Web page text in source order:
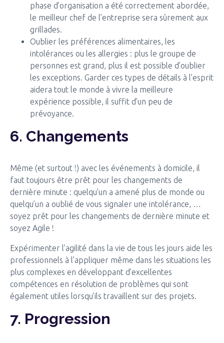
phase d’organisation a été correctement abordée,
le meilleur chef de l’entreprise sera sûrement aux
grillades.
Oublier les préférences alimentaires, les
intolérances ou les allergies : plus le groupe de
personnes est grand, plus il est possible d’oublier
les exceptions. Garder ces types de détails à l’esprit
aidera tout le monde à vivre la meilleure
expérience possible, il suffit d’un peu de
prévoyance.
6. Changements
Même (et surtout !) avec les événements à domicile, il
faut toujours être prêt pour les changements de
dernière minute : quelqu’un a amené plus de monde ou
quelqu’un a oublié de vous signaler une intolérance, …
soyez prêt pour les changements de dernière minute et
soyez Agile !
Expérimenter l’agilité dans la vie de tous les jours aide les
professionnels à l’appliquer même dans les situations les
plus complexes en développant d’excellentes
compétences en résolution de problèmes qui sont
également utiles lorsqu’ils travaillent sur des projets.
7. Progression